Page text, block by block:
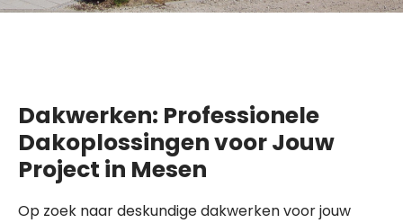
Dakwerken: Professionele
Dakoplossingen voor Jouw
Project in Mesen
Op zoek naar deskundige dakwerken voor jouw